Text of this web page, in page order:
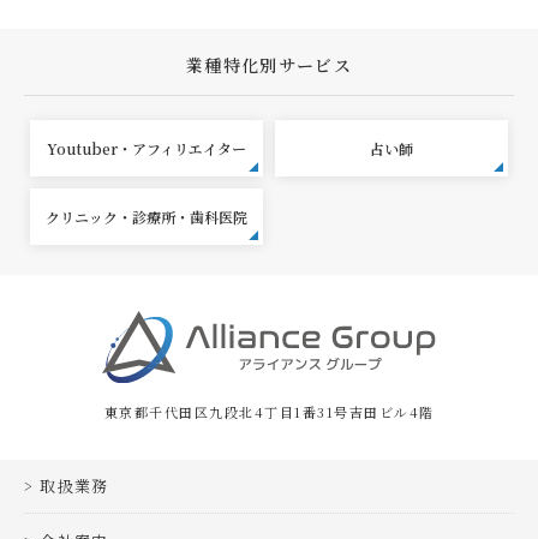
業種特化別サービス
Youtuber・アフィリエイター 占い師
クリニック・診療所・歯科医院
東京都千代田区九段北4丁目1番31号吉田ビル4階
取扱業務